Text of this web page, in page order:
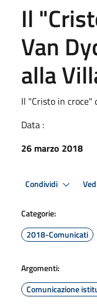
Il
Van
alla
Il "Cristo in croce"
Data :
26 marzo 2018
Condividi
Categorie:
2018-Comunicati
Argomenti:
Comunicazione